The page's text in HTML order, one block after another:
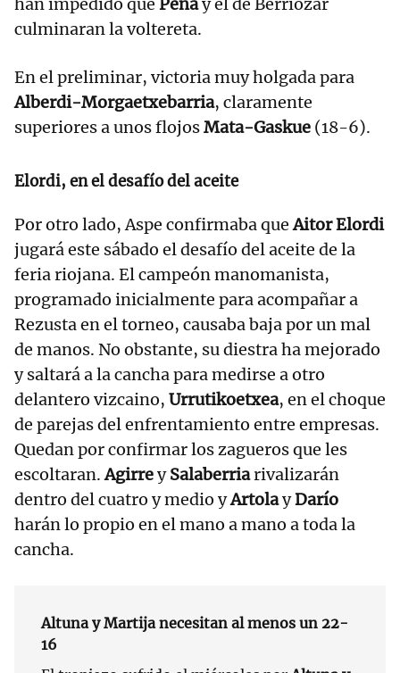
han impedido que Peñay el de Berriozar
culminaran la voltereta.
En el preliminar, victoria muy holgada para
Alberdi-Morgaetxebarria, claramente
superiores a unos flojosMata-Gaskue (18-6).
Elordi, en el desafío del aceite
Por otro lado, Aspe confirmaba queAitor Elordi
jugará este sábado el desafío del aceite de la
feria riojana. El campeón manomanista,
programado inicialmente para acompañar a
Rezusta en el torneo, causaba baja por un mal
de manos. No obstante, su diestra ha mejorado
y saltará a la cancha para medirse a otro
delantero vizcaino, Urrutikoetxea, en el choque
de parejas del enfrentamiento entre empresas.
Quedan por confirmar los zagueros que les
escoltaran.AgirreySalaberriarivalizarán
dentro del cuatro y medio yArtolayDarío
harán lo propio en el mano a mano a toda la
cancha.
Altuna y Martija necesitan al menos un 22-
16